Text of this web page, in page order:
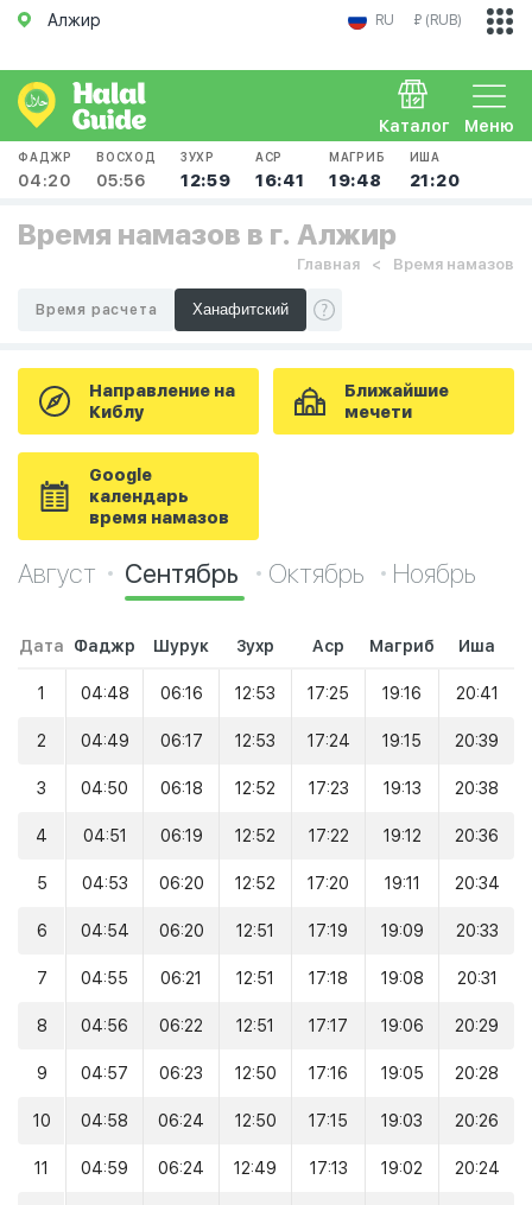
Алжир RU ₽ (RUB)
Меню
Каталог
ФАДЖР
04:20
ВОСХОД
05:56
ЗУХР
12:59
АСР
16:41
МАГРИБ
19:48
ИША
21:20
Время намазов в г. Алжир
Главная Время намазов
Время расчета
Направление на
Киблу
Ближайшие
мечети
Google
календарь
время намазов
Август Сентябрь Октябрь Ноябрь
Дата Фаджр Шурук Зухр Аср Магриб Иша
1 04:48 06:16 12:53 17:25 19:16 20:41
2 04:49 06:17 12:53 17:24 19:15 20:39
3 04:50 06:18 12:52 17:23 19:13 20:38
4 04:51 06:19 12:52 17:22 19:12 20:36
5 04:53 06:20 12:52 17:20 19:11 20:34
6 04:54 06:20 12:51 17:19 19:09 20:33
7 04:55 06:21 12:51 17:18 19:08 20:31
8 04:56 06:22 12:51 17:17 19:06 20:29
9 04:57 06:23 12:50 17:16 19:05 20:28
10 04:58 06:24 12:50 17:15 19:03 20:26
11 04:59 06:24 12:49 17:13 19:02 20:24